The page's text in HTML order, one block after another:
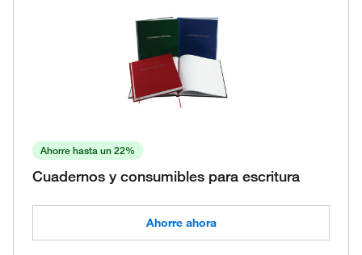
Ahorre hasta un 22%
Cuadernos y consumibles para escritura
Ahorre ahora